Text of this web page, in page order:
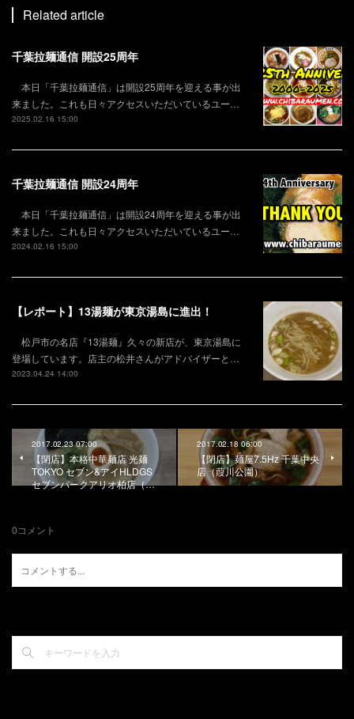
Related article
千葉拉麺通信 開設25周年
本日「千葉拉麺通信」は開設25周年を迎える事が出
来ました。これも日々アクセスいただいているユー…
2025.02.16 15:00
千葉拉麺通信 開設24周年
本日「千葉拉麺通信」は開設24周年を迎える事が出
来ました。これも日々アクセスいただいているユー…
2024.02.16 15:00
【レポート】13湯麺が東京湯島に進出！
松戸市の名店『13湯麺』久々の新店が、東京湯島に
登場しています。店主の松井さんがアドバイザーと…
2023.04.24 14:00
2017.02.23 07:00
【閉店】本格中華麺店 光麺
TOKYO セブン&アイHLDGS
セブンパークアリオ柏店（…
2017.02.18 06:00
【閉店】麺屋7.5Hz 千葉中央
店（葭川公園）
0コメント